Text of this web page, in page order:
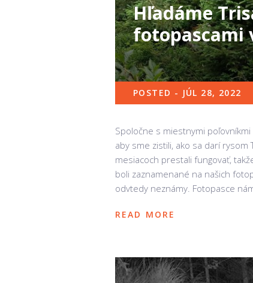
Hľadáme
fotopascami
POSTED - JÚL 28, 2022
Spoločne s miestnymi poľovníkmi
aby sme zistili, ako sa darí rysom
mesiacoch prestali fungovať,
boli zaznamenané na našich
odvtedy neznámy. Fotopasce
READ MORE